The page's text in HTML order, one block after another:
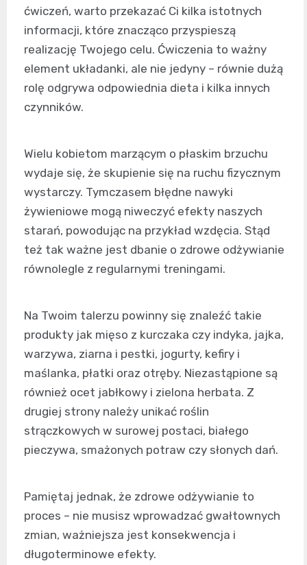
ćwiczeń, warto przekazać Ci kilka istotnych
informacji, które znacząco przyspieszą
realizację Twojego celu. Ćwiczenia to ważny
element układanki, ale nie jedyny – równie dużą
rolę odgrywa odpowiednia dieta i kilka innych
czynników.
Wielu kobietom marzącym o płaskim brzuchu
wydaje się, że skupienie się na ruchu fizycznym
wystarczy. Tymczasem błędne nawyki
żywieniowe mogą niweczyć efekty naszych
starań, powodując na przykład wzdęcia. Stąd
też tak ważne jest dbanie o zdrowe odżywianie
równolegle z regularnymi treningami.
Na Twoim talerzu powinny się znaleźć takie
produkty jak mięso z kurczaka czy indyka, jajka,
warzywa, ziarna i pestki, jogurty, kefiry i
maślanka, płatki oraz otręby. Niezastąpione są
również ocet jabłkowy i zielona herbata. Z
drugiej strony należy unikać roślin
strączkowych w surowej postaci, białego
pieczywa, smażonych potraw czy słonych dań.
Pamiętaj jednak, że zdrowe odżywianie to
proces – nie musisz wprowadzać gwałtownych
zmian, ważniejsza jest konsekwencja i
długoterminowe efekty.